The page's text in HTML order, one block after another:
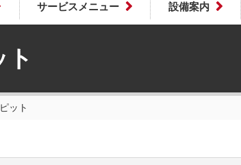
サービスメニュー 設備案内
ト
ット